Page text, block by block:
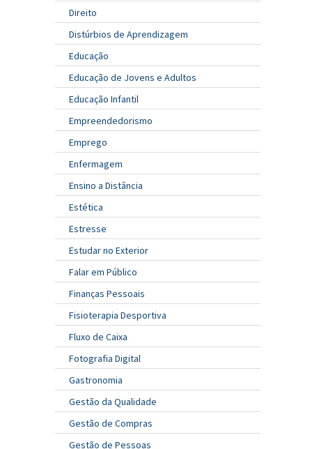
Direito
Distúrbios de Aprendizagem
Educação
Educação de Jovens e Adultos
Educação Infantil
Empreendedorismo
Emprego
Enfermagem
Ensino a Distância
Estética
Estresse
Estudar no Exterior
Falar em Público
Finanças Pessoais
Fisioterapia Desportiva
Fluxo de Caixa
Fotografia Digital
Gastronomia
Gestão da Qualidade
Gestão de Compras
Gestão de Pessoas